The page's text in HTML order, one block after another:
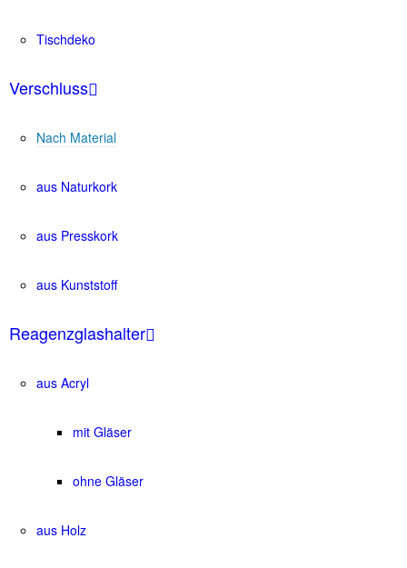
Tischdeko
Verschluss
Nach Material
aus Naturkork
aus Presskork
aus Kunststoff
Reagenzglashalter
aus Acryl
mit Gläser
ohne Gläser
aus Holz